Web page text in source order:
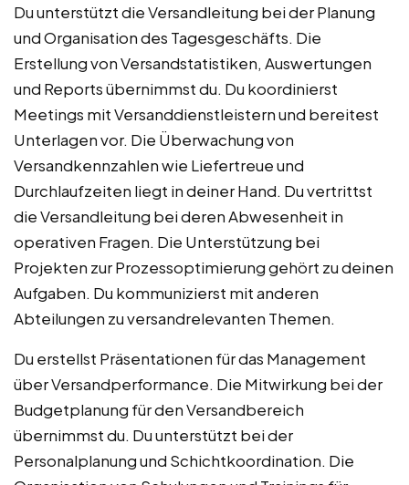
Du unterstützt die Versandleitung bei der Planung
und Organisation des Tagesgeschäfts. Die
Erstellung von Versandstatistiken, Auswertungen
und Reports übernimmst du. Du koordinierst
Meetings mit Versanddienstleistern und bereitest
Unterlagen vor. Die Überwachung von
Versandkennzahlen wie Liefertreue und
Durchlaufzeiten liegt in deiner Hand. Du vertrittst
die Versandleitung bei deren Abwesenheit in
operativen Fragen. Die Unterstützung bei
Projekten zur Prozessoptimierung gehört zu deinen
Aufgaben. Du kommunizierst mit anderen
Abteilungen zu versandrelevanten Themen.
Du erstellst Präsentationen für das Management
über Versandperformance. Die Mitwirkung bei der
Budgetplanung für den Versandbereich
übernimmst du. Du unterstützt bei der
Personalplanung und Schichtkoordination. Die